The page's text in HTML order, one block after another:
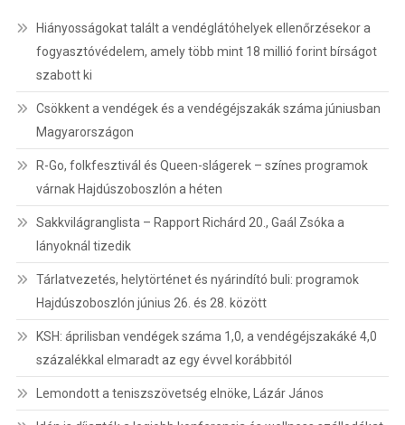
Hiányosságokat talált a vendéglátóhelyek ellenőrzésekor a
fogyasztóvédelem, amely több mint 18 millió forint bírságot
szabott ki
Csökkent a vendégek és a vendégéjszakák száma júniusban
Magyarországon
R-Go, folkfesztivál és Queen-slágerek – színes programok
várnak Hajdúszoboszlón a héten
Sakkvilágranglista – Rapport Richárd 20., Gaál Zsóka a
lányoknál tizedik
Tárlatvezetés, helytörténet és nyárindító buli: programok
Hajdúszoboszlón június 26. és 28. között
KSH: áprilisban vendégek száma 1,0, a vendégéjszakáké 4,0
százalékkal elmaradt az egy évvel korábbitól
Lemondott a teniszszövetség elnöke, Lázár János